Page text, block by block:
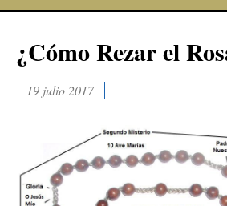
¿Cómo Rezar el
19 julio 2017